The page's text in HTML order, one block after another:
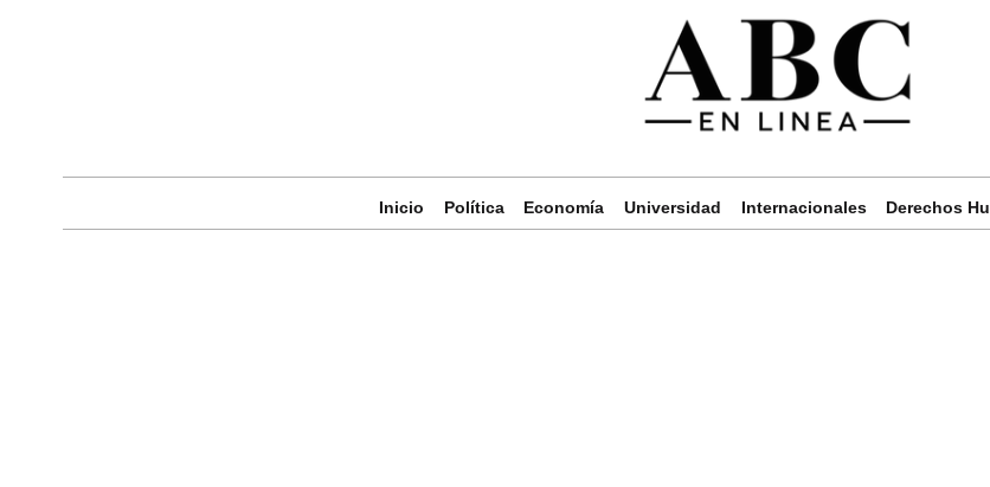
Inicio Política Economía Universidad Internacionales Derechos